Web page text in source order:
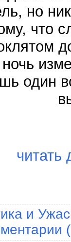
но
что
один
читать
и